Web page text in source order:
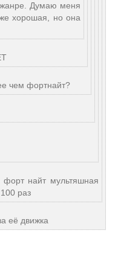
Думаю меня
хорошая, но она
чем фортнайт?
форт найт мультяшная
раз
её движка